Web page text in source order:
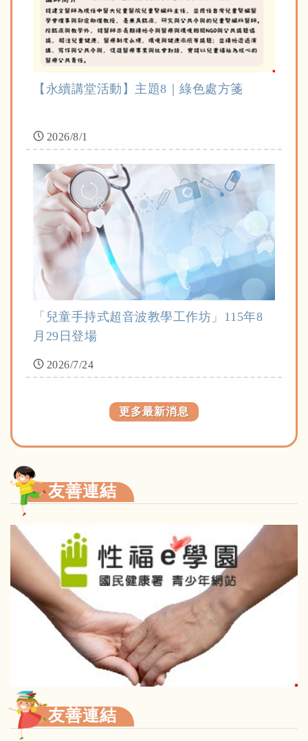
【永續講堂活動】主題8｜綠色處方箋
2026/8/1
「兒童手持式超音波教學工作坊」115年8
月29日登場
2026/7/24
更多最新消息
友善連結
友善連結